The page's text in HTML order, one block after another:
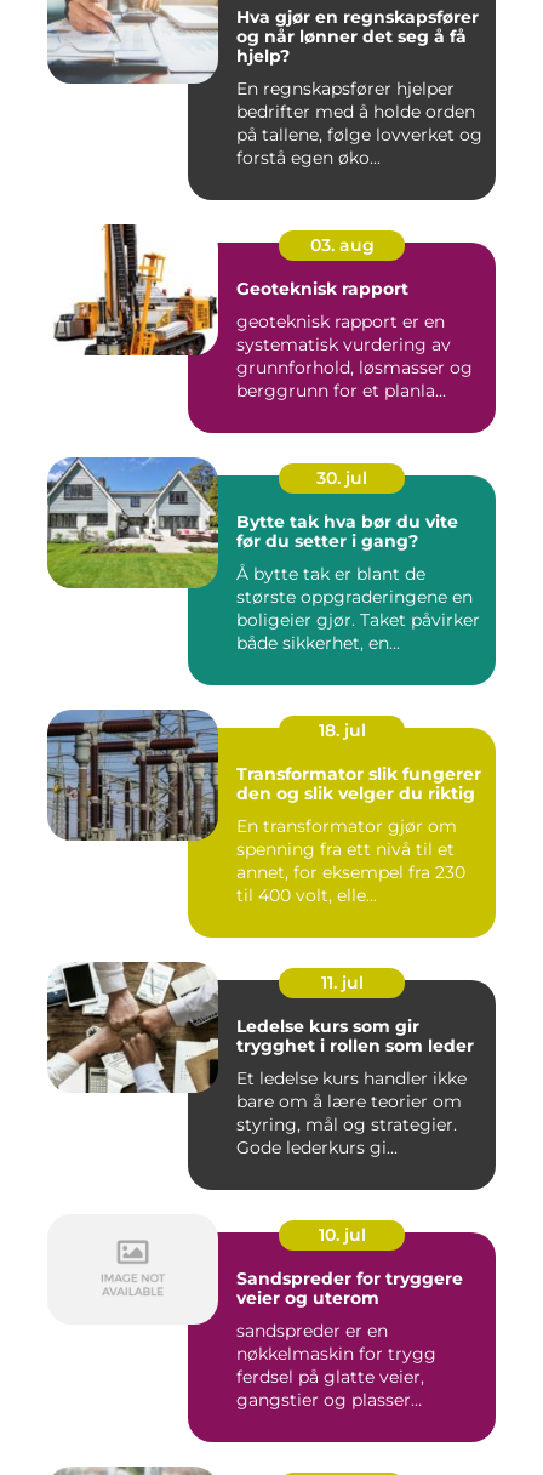
Hva gjør en regnskapsfører
og når lønner det seg å få
hjelp?
En regnskapsfører hjelper
bedrifter med å holde orden
på tallene, følge lovverket og
forstå egen øko...
03. aug
Geoteknisk rapport
geoteknisk rapport er en
systematisk vurdering av
grunnforhold, løsmasser og
berggrunn for et planla...
30. jul
Bytte tak hva bør du vite
før du setter i gang?
Å bytte tak er blant de
største oppgraderingene en
boligeier gjør. Taket påvirker
både sikkerhet, en...
18. jul
Transformator slik fungerer
den og slik velger du riktig
En transformator gjør om
spenning fra ett nivå til et
annet, for eksempel fra 230
til 400 volt, elle...
11. jul
Ledelse kurs som gir
trygghet i rollen som leder
Et ledelse kurs handler ikke
bare om å lære teorier om
styring, mål og strategier.
Gode lederkurs gi...
10. jul
Sandspreder for tryggere
veier og uterom
sandspreder er en
nøkkelmaskin for trygg
ferdsel på glatte veier,
gangstier og plasser